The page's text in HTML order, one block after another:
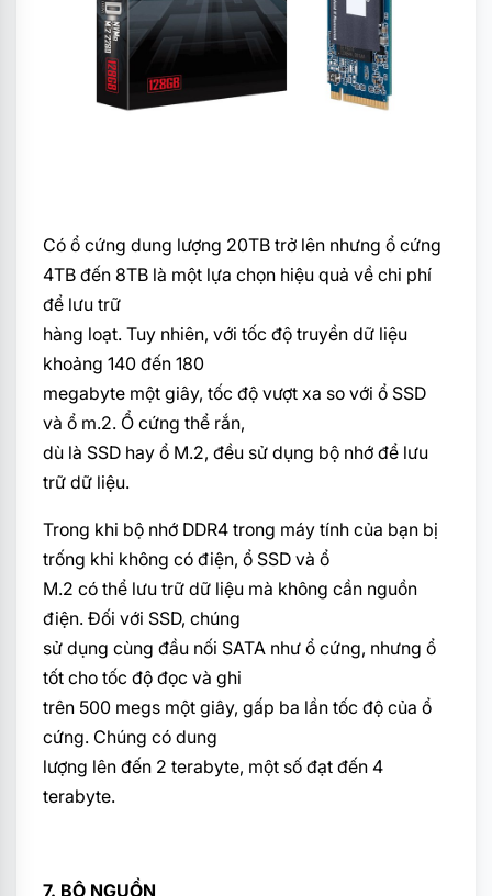
Có ổ cứng dung lượng 20TB trở lên nhưng ổ cứng
4TB đến 8TB là một lựa chọn hiệu quả về chi phí
để lưu trữ
hàng loạt. Tuy nhiên, với tốc độ truyền dữ liệu
khoảng 140 đến 180
megabyte một giây, tốc độ vượt xa so với ổ SSD
và ổ m.2. Ổ cứng thể rắn,
dù là SSD hay ổ M.2, đều sử dụng bộ nhớ để lưu
trữ dữ liệu.
Trong khi bộ nhớ DDR4 trong máy tính của bạn bị
trống khi không có điện, ổ SSD và ổ
M.2 có thể lưu trữ dữ liệu mà không cần nguồn
điện. Đối với SSD, chúng
sử dụng cùng đầu nối SATA như ổ cứng, nhưng ổ
tốt cho tốc độ đọc và ghi
trên 500 megs một giây, gấp ba lần tốc độ của ổ
cứng. Chúng có dung
lượng lên đến 2 terabyte, một số đạt đến 4
terabyte.
7. BỘ NGUỒN